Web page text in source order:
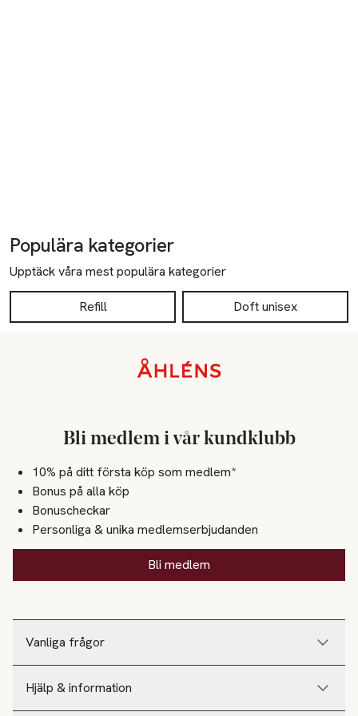
Populära kategorier
Upptäck våra mest populära kategorier
Refill Doft unisex
Vanliga frågor
Hjälp & information
Bli medlem i vår kundklubb
10% på ditt första köp som medlem*
Bonus på alla köp
Bonuscheckar
Personliga & unika medlemserbjudanden
Bli medlem